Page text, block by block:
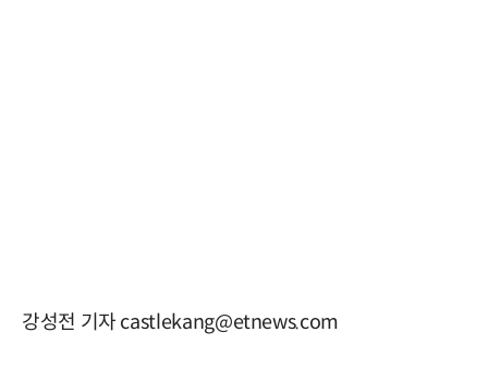
강성전 기자 castlekang@etnews.com